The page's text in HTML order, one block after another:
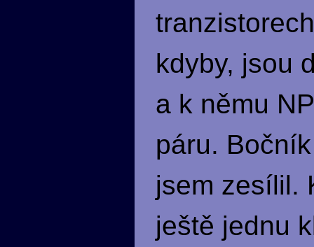
kdyby, jsou
a k němu
páru.
jsem zesílil.
ještě jednu